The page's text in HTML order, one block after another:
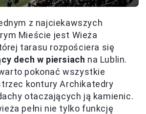
z najciekawszych
Mieście jest Wieża
tarasu rozpościera się
dech w piersiach na Lublin.
pokonać wszystkie
kontury Archikatedry
otaczających ją kamienic.
pełni nie tylko funkcję